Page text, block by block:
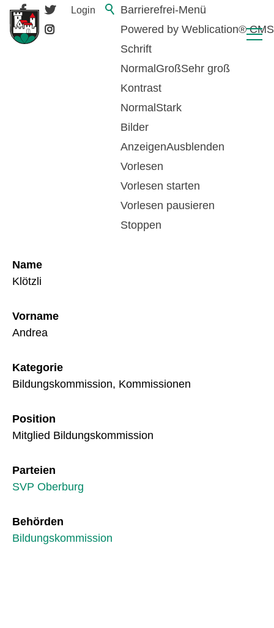
Barrierefrei-Menü
Powered by Weblication® CMS
Schrift
Normal GroßSehr groß
Kontrast
Normal Stark
Bilder
AnzeigenAusblenden
Vorlesen
Vorlesen starten
Vorlesen pausieren
Stoppen
Login
Klötzli Andrea
Name
Klötzli
Vorname
Andrea
Kategorie
Bildungskommission, Kommissionen
Position
Mitglied Bildungskommission
Parteien
SVP Oberburg
Behörden
Bildungskommission